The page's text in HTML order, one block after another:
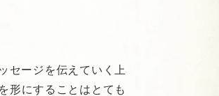
セージを伝えていく上
形にすることはとても